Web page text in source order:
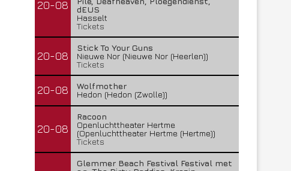
Lunatic Soul – Transition II
29 juli 2026
20-08
dEUS
Hasselt
Tickets
20-08
Stick To Your Guns
Nieuwe Nor (Nieuwe Nor (Heerlen))
Tickets
20-08
Wolfmother
Hedon (Hedon (Zwolle))
20-08
Racoon
Openluchttheater Hertme
(Openluchttheater Hertme (Hertme))
Tickets
Glemmer Beach Festival Festival met